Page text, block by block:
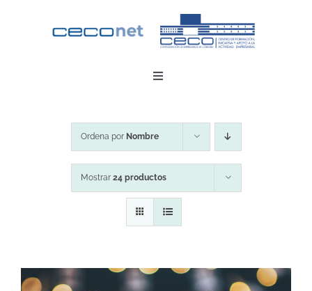
Toggle
Ordena por Nombre
Mostrar 24 productos